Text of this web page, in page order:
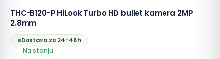
THC-B120-P HiLook Turbo HD bullet kamera 2MP
2.8mm
Dostava za 24-48h
Na stanju